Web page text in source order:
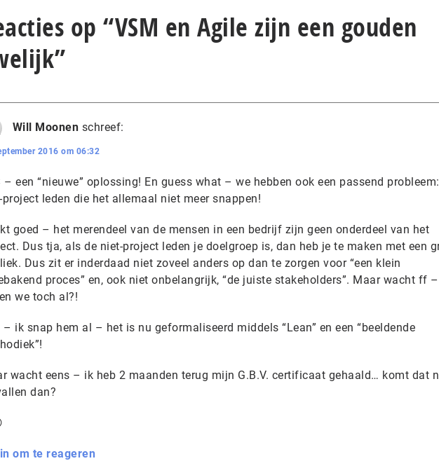
op “VSM en Agile zijn een gouden
Will Moonen schreef:
2016 om 06:32
– een “nieuwe” oplossing! En guess what – we hebben ook een passend
project leden die het allemaal niet meer snappen!
goed – het merendeel van de mensen in een bedrijf zijn geen onderdeel van het
Dus tja, als de niet-project leden je doelgroep is, dan heb je te maken met een
Dus zit er inderdaad niet zoveel anders op dan te zorgen voor “een klein
proces” en, ook niet onbelangrijk, “de juiste stakeholders”. Maar wacht ff
we toch al?!
– ik snap hem al – het is nu geformaliseerd middels “Lean” en een “beeldende
wacht eens – ik heb 2 maanden terug mijn G.B.V. certificaat gehaald… komt dat
dan?
om te reageren